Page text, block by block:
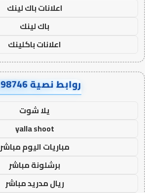
اعلانات باك لينك
باك لينك
اعلانات باكلينك
روابط نصية AA98746
يلا شوت
yalla shoot
مباريات اليوم مباشر
برشلونة مباشر
ريال مدريد مباشر